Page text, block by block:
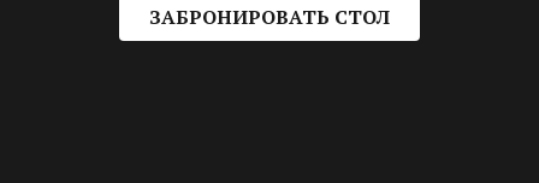
ЗАБРОНИРОВАТЬ СТОЛ